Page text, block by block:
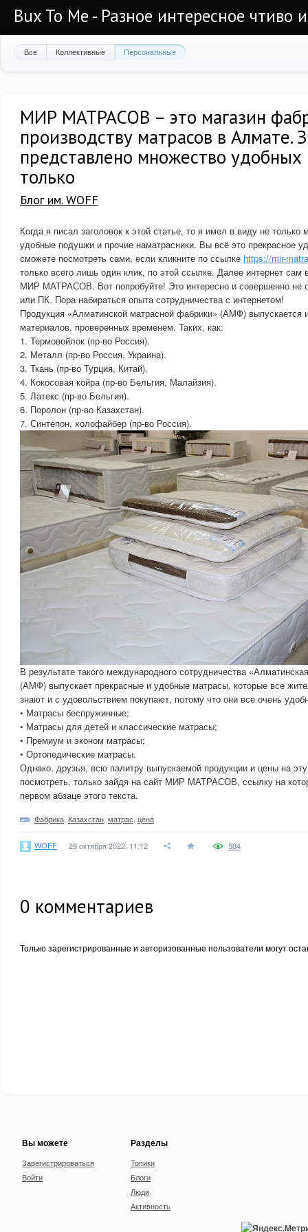
Bux To Me - Разное интересное чтиво
Все Коллективные Персональные
МИР МАТРАСОВ – это магазин
производству матрасов в Алмате.
представлено множество удобных
только
Блог им. WOFF
Когда я писал заголовок к этой статье, то я имел в виду не только
удобные подушки и прочие наматрасники. Вы всё это прекрасное
сможете посмотреть сами, если кликните по ссылке https://mir-
только всего лишь один клик, по этой ссылке. Далее интернет сам
МИР МАТРАСОВ. Вот попробуйте! Это интересно и совершенно не
или ПК. Пора набираться опыта сотрудничества с интернетом!
Продукция «Алматинской матрасной фабрики» (АМФ) выпускается
материалов, проверенных временем. Таких, как:
1. Термовойлок (пр-во Россия).
2. Металл (пр-во Россия, Украина).
3. Ткань (пр-во Турция, Китай).
4. Кокосовая койра (пр-во Бельгия, Малайзия).
5. Латекс (пр-во Бельгия).
6. Поролон (пр-во Казахстан).
7. Синтепон, холофайбер (пр-во Россия).
В результате такого международного сотрудничества
(АМФ) выпускает прекрасные и удобные матрасы, которые все
знают и с удовольствием покупают, потому что они все очень
• Матрасы беспружинные;
• Матрасы для детей и классические матрасы;
• Премиум и эконом матрасы;
• Ортопедические матрасы.
Однако, друзья, всю палитру выпускаемой продукции и цены на
посмотреть, только зайдя на сайт МИР МАТРАСОВ, ссылку на
первом абзаце этого текста.
Фабрика Казахстан матрас цена
WOFF 29 октября 2022, 11:12 584
0 комментариев
Только зарегистрированные и авторизованные пользователи могут
Вы можете
Зарегистрироваться
Войти
Разделы
Топики
Блоги
Люди
Активность